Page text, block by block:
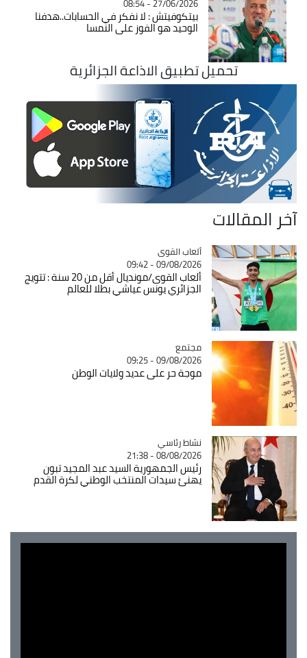
27/06/2026 - 08:54
بيتكوفيتش : لا نفكر في الحسابات..هدفنا
الوحيد هو الفوز على النمسا
تحميل تطبيق الاذاعة الجزائرية
آخر المقالات
Catégorie
ألعاب القوى
09/08/2026 - 09:42
ألعاب القوى/مونديال أقل من 20 سنة : تتويج
الجزائري يونس عياشي بطلا للعالم
Catégorie
مجتمع
09/08/2026 - 09:25
موجة حر على عديد ولايات الوطن
Catégorie
نشاط رئاسي
08/08/2026 - 21:38
رئيس الجمهورية السيد عبد المجيد تبون
يهنئ سيدات المنتخب الوطني لكرة القدم